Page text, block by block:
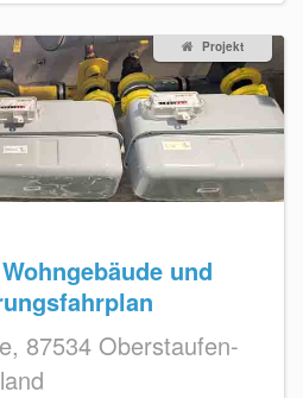
Projekt
und
87534 Oberstaufen-